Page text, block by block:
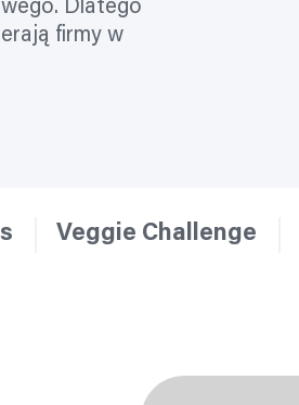
Dlatego
firmy w
Veggie Challenge